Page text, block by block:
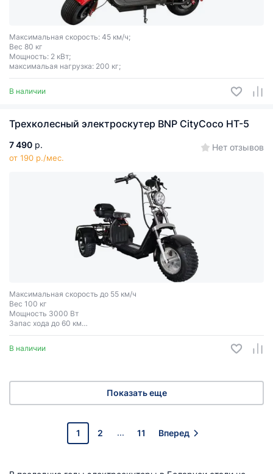
Максимальная скорость: 45 км/ч;
Вес 80 кг
Мощность: 2 кВт;
максимальая нагрузка: 200 кг;
В наличии
Трехколесный электроскутер BNP CityCoco HT-5
7 490 р.
от 190 р./мес.
Нет отзывов
Максимальная скорость до 55 км/ч
Вес 100 кг
Мощность 3000 Вт
Запас хода до 60 км
Грузоподъёмность до 250 кг
В наличии
Показать еще
1 2 ... 11 Вперед